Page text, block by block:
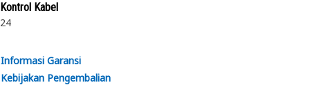
Kontrol Kabel
24
Informasi Garansi
Kebijakan Pengembalian